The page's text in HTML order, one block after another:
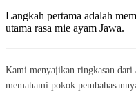
Langkah pertama adalah
utama rasa mie ayam Jawa.
Kami menyajikan ringkasan
memahami pokok